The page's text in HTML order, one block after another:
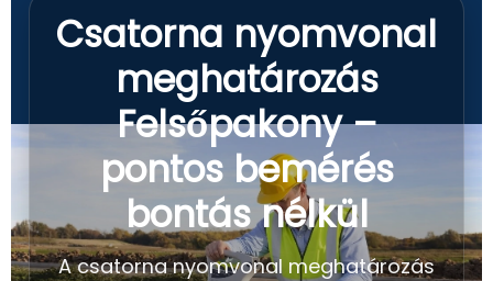
Csatorna nyomvonal
meghatározás
Felsőpakony –
pontos bemérés
bontás nélkül
A csatorna nyomvonal meghatározás